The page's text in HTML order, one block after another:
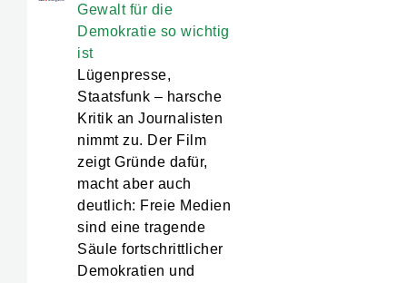
Gewalt für die
Demokratie so wichtig
ist
Lügenpresse,
Staatsfunk – harsche
Kritik an Journalisten
nimmt zu. Der Film
zeigt Gründe dafür,
macht aber auch
deutlich: Freie Medien
sind eine tragende
Säule fortschrittlicher
Demokratien und